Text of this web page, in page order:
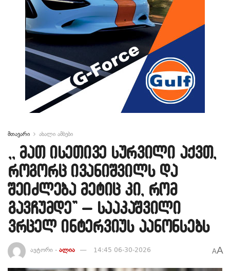
მთავარი ახალი ამბები
,, მათ ისეთივე სურვილი აქვთ,
როგორც ივანიშვილს და
შეიძლება მეტიც კი, რომ
გავჩუმდე” – სააკაშვილი
ვრცელ ინტერვიუს აანონსებს
ავტორი - ალია 14:45 06-30-2026 AA